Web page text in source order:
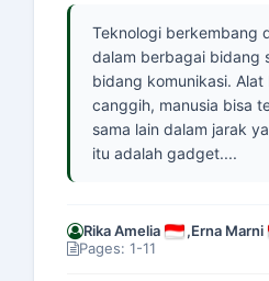
Teknologi berkembang
dalam berbagai bidang
bidang komunikasi.
canggih, manusia bisa
sama lain dalam jarak
itu adalah gadget....
Rika Amelia ,Erna Marni
Pages: 1-11